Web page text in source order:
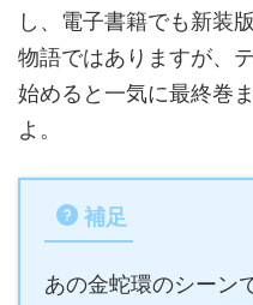
し、電子書籍でも新装
物語ではありますが、
始めると一気に最終巻
よ。
補足
あの金蛇環のシーン